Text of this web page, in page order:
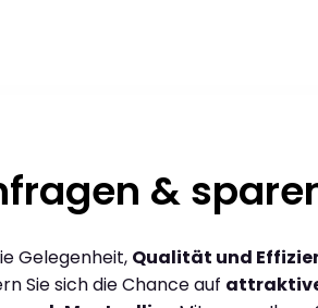
&
Gelegenheit, Qualität und
Sie sich die Chance auf